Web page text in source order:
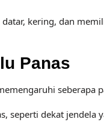
kering, dan
Panas
seberapa
seperti dekat